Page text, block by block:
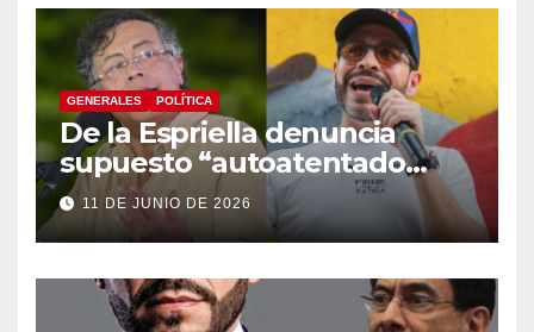
GENERALES POLÍTICA
De la Espriella denuncia
supuesto “autoatentado
legislativo” tras decisión de
suspender provisionalmente
a Petro
11 DE JUNIO DE 2026